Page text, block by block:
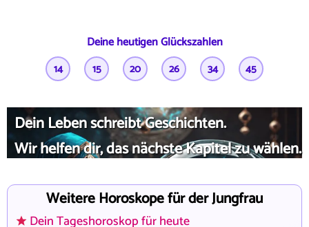
Deine heutigen Glückszahlen
14 15 20 26 34 45
Dein Leben schreibt Geschichten.
Wir helfen dir, das nächste Kapitel zu wählen.
Weitere Horoskope für der Jungfrau
Dein Tageshoroskop für heute